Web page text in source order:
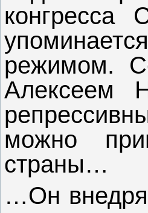
режимом.
Алексеем
можно
страны…
…Он